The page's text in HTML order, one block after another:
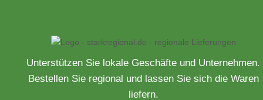
Unterstützen Sie lokale Geschäfte und Unternehmen.
Bestellen Sie regional und lassen Sie sich die Waren
liefern.